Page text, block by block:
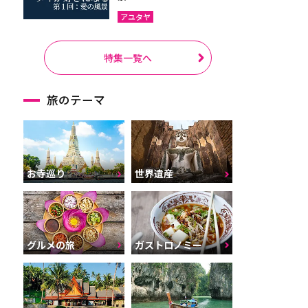
アユタヤ
特集一覧へ
旅のテーマ
お寺巡り 世界遺産
グルメの旅 ガストロノミー